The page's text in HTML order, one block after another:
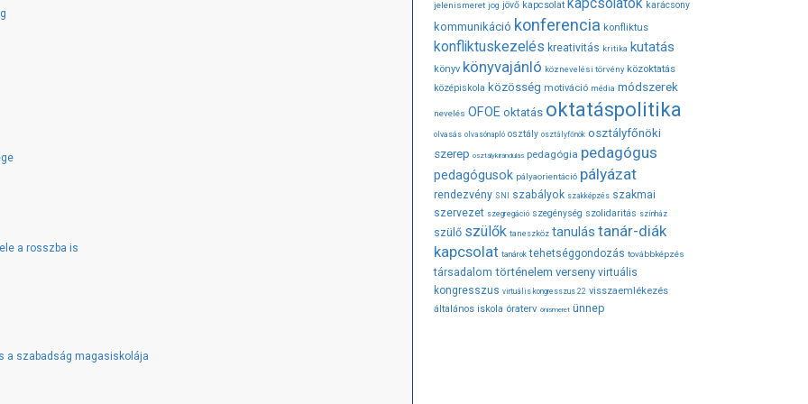
a rosszba is
a szabadság magasiskolája
jelenismeret jog jövő kapcsolat kapcsolatok karácsony
kommunikáció konferencia konfliktus
konfliktuskezelés kreativitás kritika kutatás
könyv könyvajánló köznevelési törvény közoktatás
középiskola közösség motiváció média módszerek
nevelés OFOE oktatás oktatáspolitika
olvasás olvasónapló osztály osztályfőnök osztályfőnöki
szerep osztálykirándulás pedagógia pedagógus
pedagógusok pályaorientáció pályázat
rendezvény SNI szabályok szakképzés szakmai
szervezet szegregáció szegénység szolidaritás színház
szülő szülők taneszköz tanulás tanár-diák
kapcsolat tanárok tehetséggondozás továbbképzés
társadalom történelem verseny virtuális
kongresszus virtuális kongresszus 22 visszaemlékezés
általános iskola óraterv önismeret ünnep